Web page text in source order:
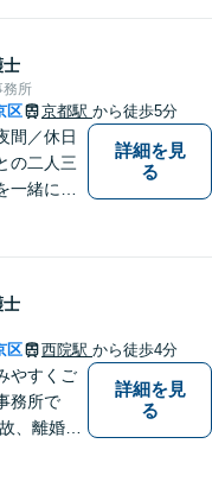
士
務所
区 京都駅 から徒歩5分
間／休日
の二人三
一緒に目
ざした
所の無
くださ
詳細を見
る
士
区 西院駅 から徒歩4分
やすくご
務所で
、離婚、
詳細を見
る